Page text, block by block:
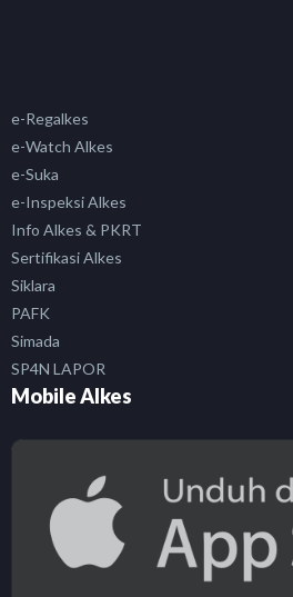
e-Regalkes
e-Watch Alkes
e-Suka
e-Inspeksi Alkes
Info Alkes & PKRT
Sertifikasi Alkes
Siklara
PAFK
Simada
SP4N LAPOR
Mobile Alkes